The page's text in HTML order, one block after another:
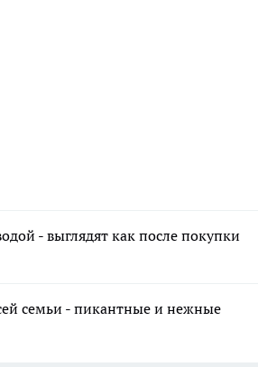
- выглядят как после покупки
семьи - пикантные и нежные